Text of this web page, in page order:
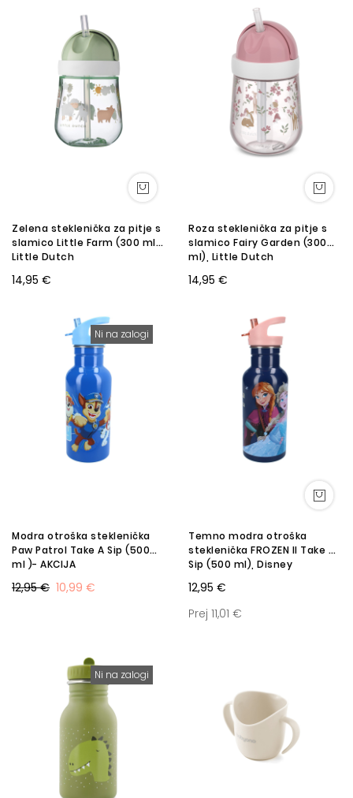
Zelena steklenička za pitje s
slamico Little Farm (300 ml),
Little Dutch
14,95 €
Roza steklenička za pitje s
slamico Fairy Garden (300
ml), Little Dutch
14,95 €
Ni na zalogi
Modra otroška steklenička
Paw Patrol Take A Sip (500
ml )- AKCIJA
10,99 €
12,95 €
Temno modra otroška
steklenička FROZEN II Take A
Sip (500 ml), Disney
12,95 €
Prej 11,01 €
Ni na zalogi